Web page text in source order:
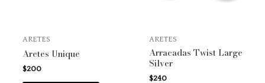
ARETES
Aretes Unique
$200
ARETES
Arracadas Twist Large
Silver
$240